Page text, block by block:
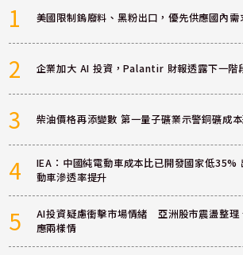
1 美國限制鎢廢料、黑粉出口，優先供應國內需
2 企業加大 AI 投資，Palantir 財報透露下一階
3 柴油價格再添變數 第一量子礦業示警銅礦成
4
IEA：中國純電動車成本比已開發國家低35%
動車滲透率提升
5
AI投資疑慮衝擊市場情緒 亞洲股市震盪整理
應兩樣情